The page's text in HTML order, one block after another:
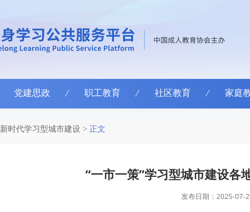
党建思政 职工教育 社区教育 家庭
新时代学习型城市建设 正文
“一市一策”学习型城市建设
发布日期：2025-07-